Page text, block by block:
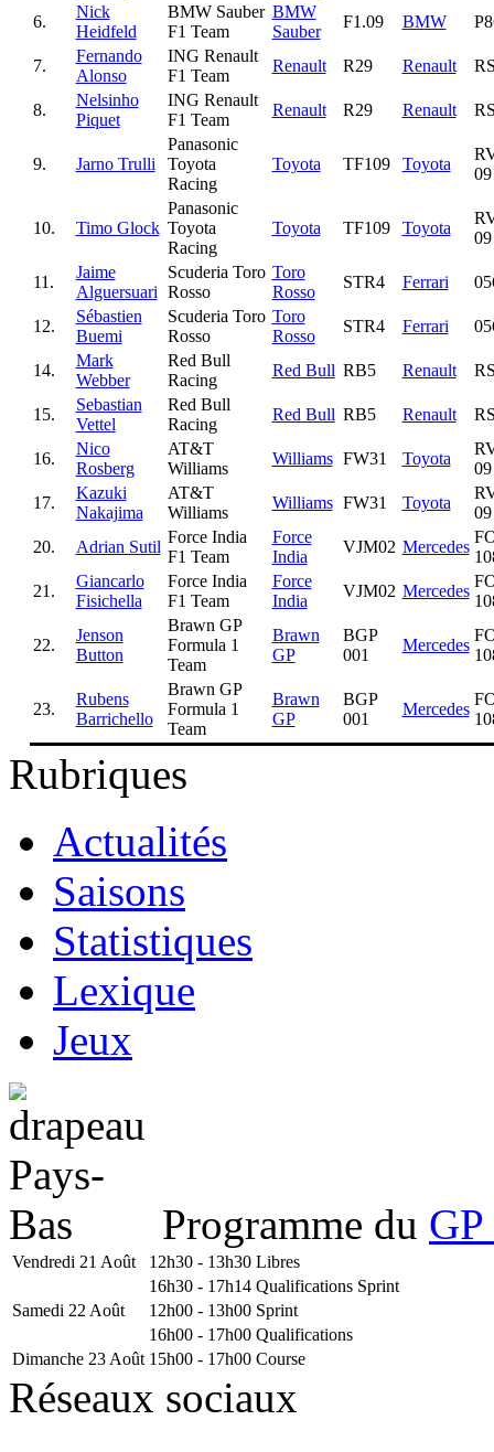
6.
Nick
Heidfeld
BMW Sauber
F1 Team
BMW
Sauber
F1.09 BMW
7.
Fernando
Alonso
ING Renault
F1 Team
Renault R29 Renault
8.
Nelsinho
Piquet
ING Renault
F1 Team
Renault R29 Renault
9. Jarno Trulli
Panasonic
Toyota
Racing
Toyota TF109 Toyota
09
10. Timo Glock
Panasonic
Toyota
Racing
Toyota TF109 Toyota
09
11.
Jaime
Alguersuari
Scuderia Toro
Rosso
Toro
Rosso
STR4 Ferrari
12.
Sébastien
Buemi
Scuderia Toro
Rosso
Toro
Rosso
STR4 Ferrari
14.
Mark
Webber
Red Bull
Racing
Red Bull RB5 Renault
15.
Sebastian
Vettel
Red Bull
Racing
Red Bull RB5 Renault
16.
Nico
Rosberg
AT&T
Williams
Williams FW31 Toyota
09
17.
Kazuki
Nakajima
AT&T
Williams
Williams FW31 Toyota
09
20.
Adrian Sutil
Force India
F1 Team
Force
India
VJM02 Mercedes
21.
Giancarlo
Fisichella
Force India
F1 Team
Force
India
VJM02 Mercedes
22.
Jenson
Button
Brawn GP
Formula 1
Team
Brawn
GP
BGP
001
Mercedes
23.
Rubens
Barrichello
Brawn GP
Formula 1
Team
Brawn
GP
BGP
001
Mercedes
Rubriques
Actualités
Saisons
Statistiques
Lexique
Jeux
Programme du
Vendredi 21 Août 12h30 - 13h30 Libres
16h30 - 17h14 Qualifications Sprint
Samedi 22 Août
12h00 - 13h00 Sprint
16h00 - 17h00 Qualifications
Dimanche 23 Août 15h00 - 17h00 Course
Réseaux sociaux